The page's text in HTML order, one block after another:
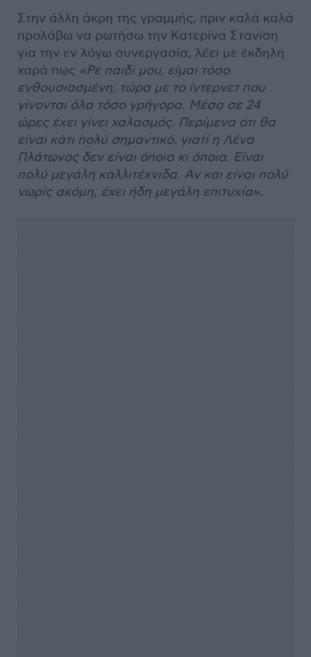
Στην άλλη άκρη της γραμμής, πριν καλά καλά
προλάβω να ρωτήσω την Κατερίνα Στανίση
για την εν λόγω συνεργασία, λέει με έκδηλη
χαρά πως «Ρε παιδί μου, είμαι τόσο
ενθουσιασμένη, τώρα με το ίντερνετ που
γίνονται όλα τόσο γρήγορα. Μέσα σε 24
ώρες έχει γίνει χαλασμός. Περίμενα ότι θα
είναι κάτι πολύ σημαντικό, γιατί η Λένα
Πλάτωνος δεν είναι όποια κι όποια. Είναι
πολύ μεγάλη καλλιτέχνιδα. Αν και είναι πολύ
νωρίς ακόμη, έχει ήδη μεγάλη επιτυχία».